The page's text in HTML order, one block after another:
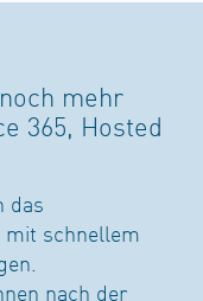
mehr
365, Hosted
das
mit schnellem
nach der